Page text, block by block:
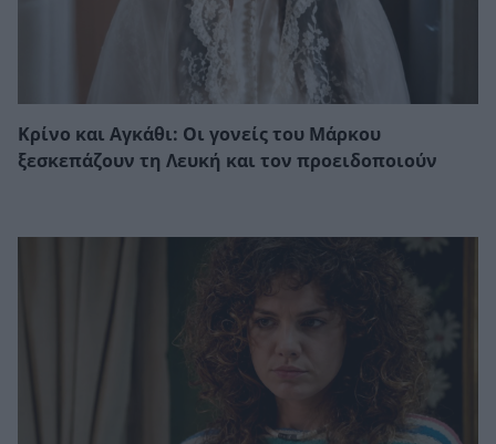
Κρίνο και Αγκάθι: Οι γονείς του Μάρκου
ξεσκεπάζουν τη Λευκή και τον προειδοποιούν